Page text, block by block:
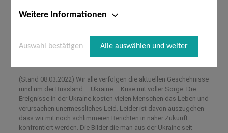
Weitere Informationen
Auswahl bestätigen Alle auswählen und weiter
Veröffentlicht von
(Stand 08.03.2022) Wir alle verfolgen die aktuellen Geschehnisse
rund um der Russland – Ukraine – Krise mit voller Sorge. Die
Ereignisse in der Ukraine kosten vielen Menschen das Leben und
verursachen unermessliches Leid. Leider ist davon auszugehen
dass wir mit noch schlimmeren Berichten in naher Zukunft
konfrontiert werden. Die Bilder die man aus der Ukraine seit